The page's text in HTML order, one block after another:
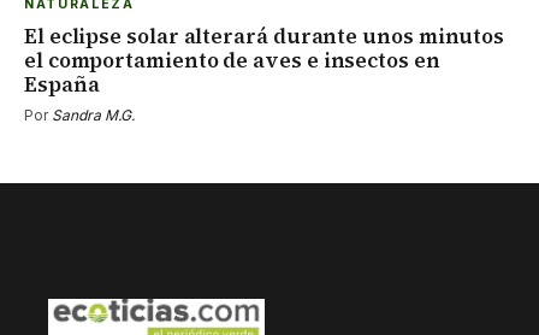
NATURALEZA
El eclipse solar alterará durante unos minutos
el comportamiento de aves e insectos en
España
Por Sandra M.G.